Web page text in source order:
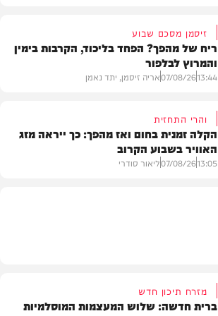
זיסמן מסכם שבוע
ריח של מהפך? הפחד בליכוד, הקרבות בימין
והמרוץ לבלפור
13:44
07/08/26אריה זיסמן, יתד נאמן
והרי התחזית
הקלה זמנית בחום ואז מהפך: כך ייראה מזג
האוויר בשבוע הקרוב
13:05
07/08/26ליאור סודרי
מזרח תיכון חדש
ברית חדשה: שלוש המעצמות המוסלמיות